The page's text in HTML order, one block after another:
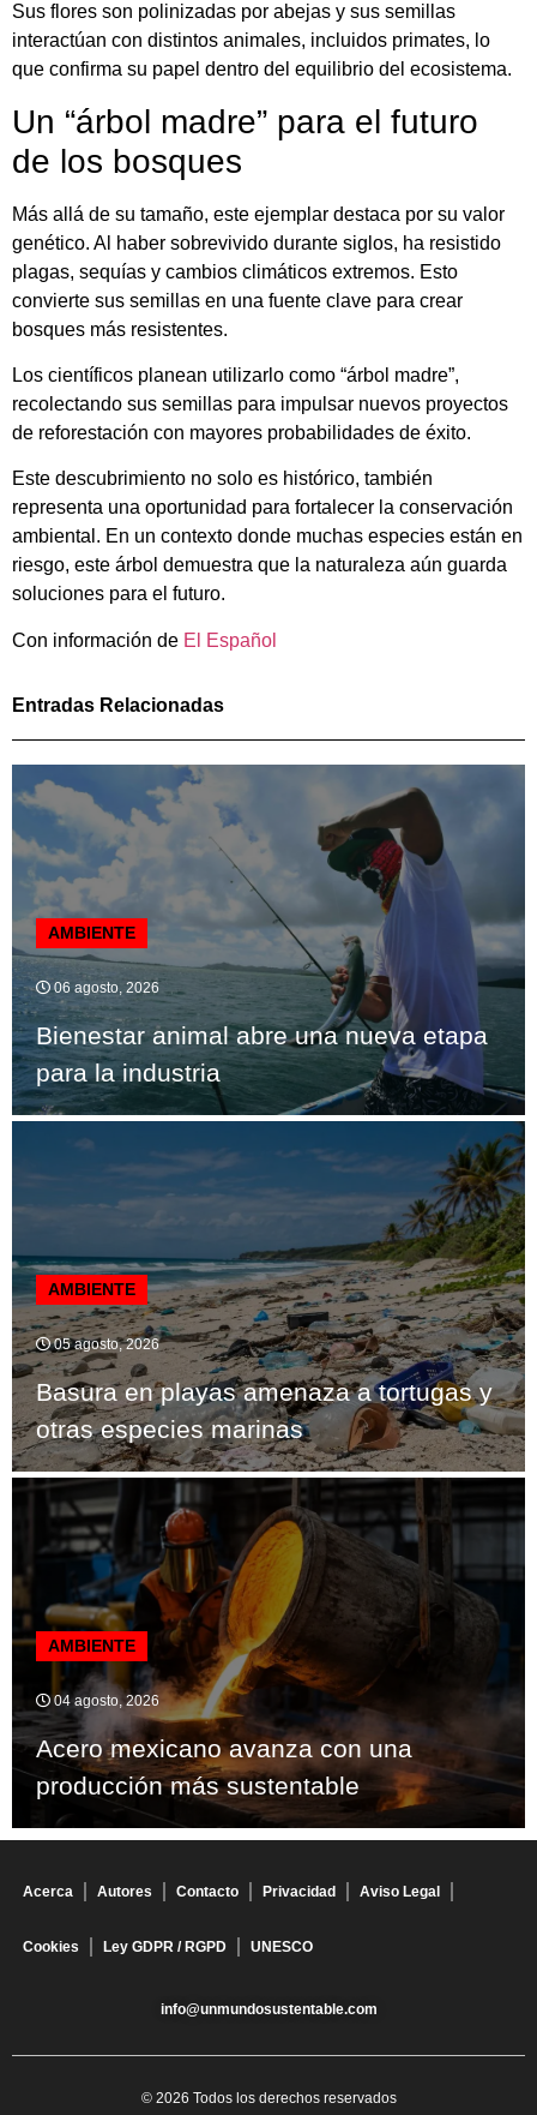
Sus flores son polinizadas por abejas y sus semillas
interactúan con distintos animales, incluidos primates, lo
que confirma su papel dentro del equilibrio del ecosistema.
Un “árbol madre” para el futuro
de los bosques
Más allá de su tamaño, este ejemplar destaca por su valor
genético. Al haber sobrevivido durante siglos, ha resistido
plagas, sequías y cambios climáticos extremos. Esto
convierte sus semillas en una fuente clave para crear
bosques más resistentes.
Los científicos planean utilizarlo como “árbol madre”,
recolectando sus semillas para impulsar nuevos proyectos
de reforestación con mayores probabilidades de éxito.
Este descubrimiento no solo es histórico, también
representa una oportunidad para fortalecer la conservación
ambiental. En un contexto donde muchas especies están en
riesgo, este árbol demuestra que la naturaleza aún guarda
soluciones para el futuro.
Con información de El Español
Entradas Relacionadas
AMBIENTE
06 agosto, 2026
Bienestar animal abre una nueva etapa
para la industria
AMBIENTE
05 agosto, 2026
Basura en playas amenaza a tortugas y
otras especies marinas
AMBIENTE
04 agosto, 2026
Acero mexicano avanza con una
producción más sustentable
Acerca Autores Contacto Privacidad Aviso Legal
Cookies Ley GDPR / RGPD UNESCO
info@unmundosustentable.com
© 2026 Todos los derechos reservados